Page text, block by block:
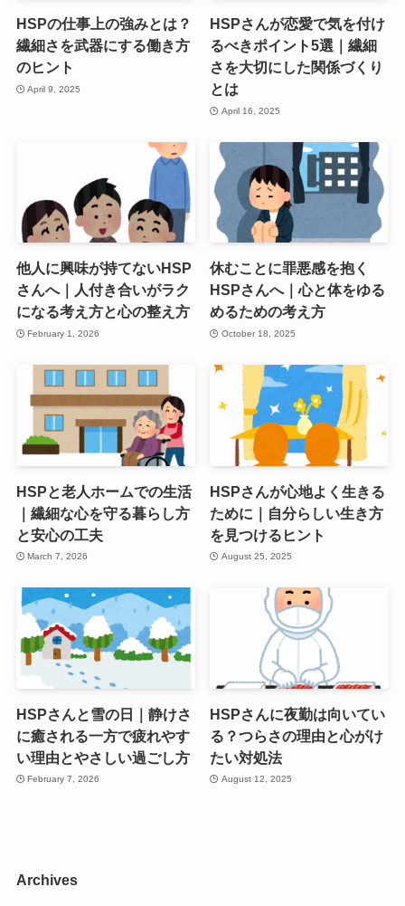
HSPの仕事上の強みとは？
繊細さを武器にする働き方
のヒント
April 9, 2025
HSPさんが恋愛で気を付け
るべきポイント5選｜繊細
さを大切にした関係づくり
とは
April 16, 2025
他人に興味が持てないHSP
さんへ｜人付き合いがラク
になる考え方と心の整え方
February 1, 2026
休むことに罪悪感を抱く
HSPさんへ｜心と体をゆる
めるための考え方
October 18, 2025
HSPと老人ホームでの生活
｜繊細な心を守る暮らし方
と安心の工夫
March 7, 2026
HSPさんが心地よく生きる
ために｜自分らしい生き方
を見つけるヒント
August 25, 2025
HSPさんと雪の日｜静けさ
に癒される一方で疲れやす
い理由とやさしい過ごし方
February 7, 2026
HSPさんに夜勤は向いてい
る？つらさの理由と心がけ
たい対処法
August 12, 2025
Archives